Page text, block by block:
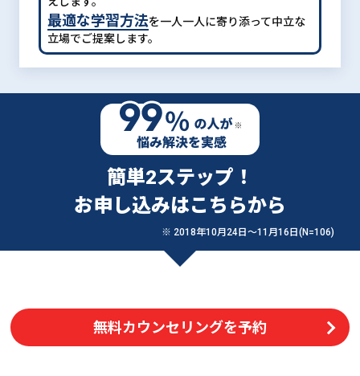
最適な学習方法を一人一人に寄り添って中立な
立場でご提案します。
簡単2ステップ！
お申し込みはこちらから
※ 2018年10月24日〜11月16日(N=106)
無料カウンセリングを予約